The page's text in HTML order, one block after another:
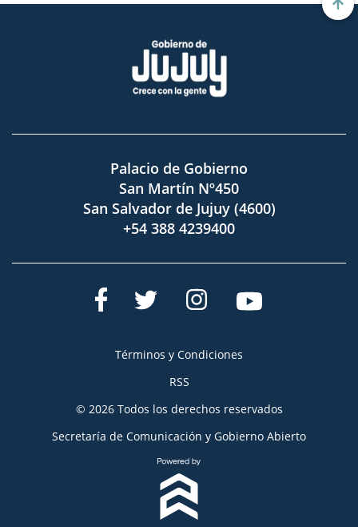
Palacio de Gobierno
San Martín Nº450
San Salvador de Jujuy (4600)
+54 388 4239400
Términos y Condiciones
RSS
© 2026 Todos los derechos reservados
Secretaría de Comunicación y Gobierno Abierto